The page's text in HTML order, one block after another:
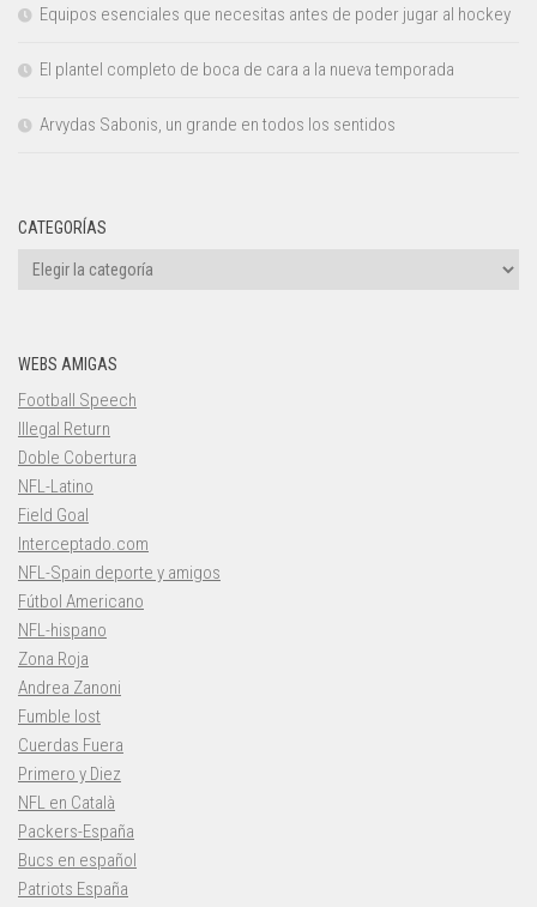
Equipos esenciales que necesitas antes de poder jugar al hockey
El plantel completo de boca de cara a la nueva temporada
Arvydas Sabonis, un grande en todos los sentidos
CATEGORÍAS
Categorías
WEBS AMIGAS
Football Speech
Illegal Return
Doble Cobertura
NFL-Latino
Field Goal
Interceptado.com
NFL-Spain deporte y amigos
Fútbol Americano
NFL-hispano
Zona Roja
Andrea Zanoni
Fumble lost
Cuerdas Fuera
Primero y Diez
NFL en Català
Packers-España
Bucs en español
Patriots España